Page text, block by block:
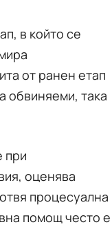
в който се
от ранен етап
обвиняеми, така
при
оценява
процесуална
помощ често е